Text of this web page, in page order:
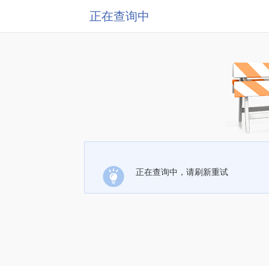
正在查询中
正在查询中，请刷新重试